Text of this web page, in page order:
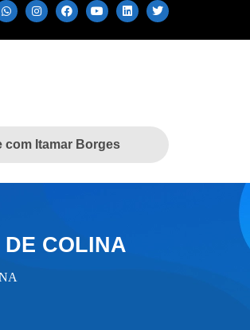
com Itamar Borges
COLINA